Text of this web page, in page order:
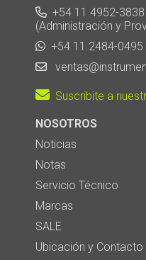
+54 11 4952-
(Administración y
+54 11 2484-0495
Suscribite a
NOSOTROS
Noticias
Notas
Servicio Técnico
Marcas
SALE
Ubicación y Contacto